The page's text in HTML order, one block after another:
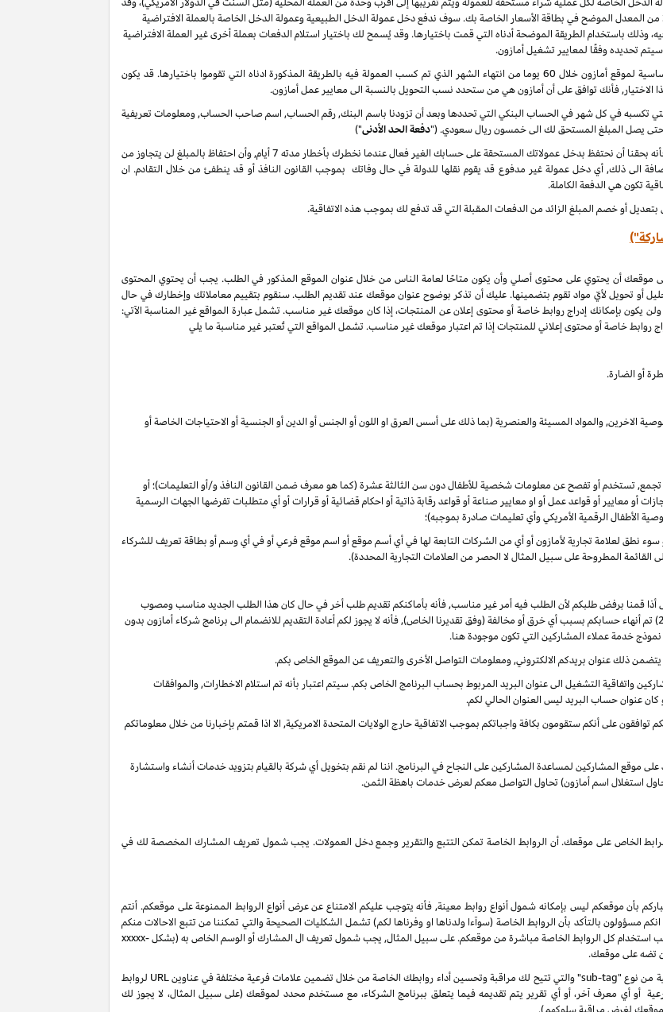
المعدل الموضح في بطاقة الأسعار الخاصة بك. سوف ندفع دخل عمولة الدخل الطبيعية وعمولة الدخل الخاصة بالعملة الافتراضية
تم تحقيقها فيه، وذلك باستخدام الطريقة الموضحة أدناه التي قمت باختيارها. وقد يُسمح لك باختيار استلام الدفعات بعملة أخرى غير العملة الافتراضية
تحديده وفقًا لمعايير تشغيل أمازون.
سنقوم بدفع دخل العمولة المعتاد ودخل العمولة الخاص في العملة الأساسية لموقع أمازون خلال 60 يوما من انتهاء الشهر الذي تم كسب العمولة فيه بالطريقة المذكورة ادناه التي تقوموا باختيارها. قد يكون
الاختيار, فأنك توافق على أن أمازون هي من ستحدد نسب التحويل بالنسبة الى معايير عمل أمازون.
التي تكسبه في كل شهر في الحساب البنكي التي تحددها وبعد أن تزودنا باسم البنك, رقم الحساب, اسم صاحب الحساب, ومعلومات تعريفية
حتى يصل المبلغ المستحق لك الى خمسون ريال سعودي. ("دفعة الحد الأدنى")
في أي وقت واذا لم يكن هنالك تحرك فعال على حسابك لأخر 3 سنوات, فأنه بحقنا أن نحتفظ بدخل عمولاتك المستحقة على حسابك الغير فعال عندما نخطرك بأخطار مدته 7 أيام, وأن احتفاظ بالمبلغ لن يتجاوز من
الى ذلك, أي دخل عمولة غير مدفوع قد يقوم نقلها للدولة في حال وفاتك بموجب القانون النافذ أو قد ينطفئ من خلال التقادم. ان
تكون هي الدفعة الكاملة.
أو خصم المبلغ الزائد من الدفعات المقبلة التي قد تدفع لك بموجب هذه الاتفاقية.
موقعك أن يحتوي على محتوى أصلي وأن يكون متاحًا لعامة الناس من خلال عنوان الموقع المذكور في الطلب. يجب أن يحتوي المحتوى
أو تحويل لأيّ مواد تقوم بتضمينها. عليك أن تذكر بوضوح عنوان موقعك عند تقديم الطلب. سنقوم بتقييم معاملاتك وإخطارك في حال
يكون بإمكانك إدراج روابط خاصة أو محتوى إعلان عن المنتجات، إذا كان موقعك غير مناسب. تشمل عبارة المواقع غير المناسبة الآتي:
خاصة أو محتوى إعلاني للمنتجات إذا تم اعتبار موقعك غير مناسب. تشمل المواقع التي تُعتبر غير مناسبة ما يلي
أو الضارة.
الاخرين, والمواد المسيئة والعنصرية (بما ذلك على أسس العرق او اللون أو الجنس أو الدين أو الجنسية أو الاحتياجات الخاصة أو
تجمع, تستخدم أو تفصح عن معلومات شخصية للأطفال دون سن الثالثة عشرة (كما هو معرف ضمن القانون النافذ و/أو التعليمات)؛ أو
أو معايير أو قواعد عمل أو او معايير صناعة أو قواعد رقابة ذاتية أو احكام قضائية أو قرارات أو أي متطلبات تفرضها الجهات الرسمية
الأطفال الرقمية الأمريكي وأي تعليمات صادرة بموجبه)؛
سوء نطق لعلامة تجارية لأمازون أو أي من الشركات التابعة لها في أي أسم موقع أو اسم موقع فرعي أو في أي وسم أو بطاقة تعريف للشركاء
المطروحة على سبيل المثال لا الحصر من العلامات التجارية المحددة).
أذا قمنا برفض طلبكم لأن الطلب فيه أمر غير مناسب, فأنه بأماكنكم تقديم طلب أخر في حال كان هذا الطلب الجديد مناسب ومصوب
الأوضاع. ألا انه, في حال تم في أي وقت 1) رفض طلبكم لأي سبب أخر, أو 2) تم أنهاء حسابكم بسبب أي خرق أو مخالفة (وفق تقديرنا الخاص), فأنه لا يجوز لكم أعادة التقديم للانضمام الى برنامج شركاء أمازون بدون
نموذج خدمة عملاء المشاركين التي تكون موجودة هنا.
ذلك عنوان بريدكم الالكتروني, ومعلومات التواصل الأخرى والتعريف عن الموقع الخاص بكم.
واتفاقية التشغيل الى عنوان البريد المربوط بحساب البرنامج الخاص بكم. سيتم اعتبار بأنه تم استلام الاخطارات, والموافقات
عنوان حساب البريد ليس العنوان الحالي لكم.
على أنكم ستقومون بكافة واجباتكم بموجب الاتفاقية حارج الولايات المتحدة الامريكية, الا اذا قمتم بإخبارنا من خلال معلوماتكم
على موقع المشاركين لمساعدة المشاركين على النجاح في البرنامج. اننا لم نقم بتخويل أي شركة بالقيام بتزويد خدمات أنشاء واستشارة
استغلال اسم أمازون) تحاول التواصل معكم لعرض خدمات باهظة الثمن.
الخاص على موقعك. أن الروابط الخاصة تمكن التتبع والتقرير وجمع دخل العمولات. يجب شمول تعريف المشارك المخصصة لك في
بأن موقعكم ليس بإمكانه شمول أنواع روابط معينة, فأنه يتوجب عليكم الامتناع عن عرض أنواع الروابط الممنوعة على موقعكم. أنتم
بالتأكد بأن الروابط الخاصة (سوآءا ولدناها او وفرناها لكم) تشمل الشكليات الصحيحة والتي تمكننا من تتبع الاحالات منكم
استخدام كل الروابط الخاصة مباشرة من موقعكم. على سبيل المثال, يجب شمول تعريف ال المشارك أو الوسم الخاص به (بشكلxxxxx-
تضه على موقعك.
بناءً على طلبك، ولكن رهناً بموافقتنا، قد نصدر لك تعريفات شركاء إضافية من نوع "sub-tag" والتي تتيح لك مراقبة وتحسين أداء روابطك الخاصة من خلال تضمين علامات فرعية مختلفة في عناوين URL لروابط
أي معرف آخر، أو أي تقرير يتم تقديمه فيما يتعلق ببرنامج الشركاء، مع مستخدم محدد لموقعك (على سبيل المثال، لا يجوز لك